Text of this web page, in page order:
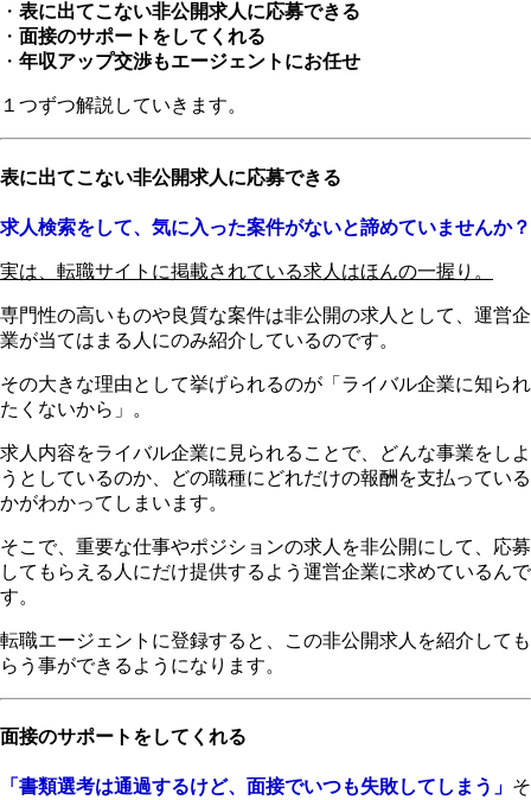
・ 表に出てこない非公開求人に応募できる
・ 面接のサポートをしてくれる
・ 年収アップ交渉もエージェントにお任せ
１つずつ解説していきます。
表に出てこない非公開求人に応募できる
求人検索をして、気に入った案件がないと諦めていませんか？
実は、転職サイトに掲載されている求人はほんの一握り。
専門性の高いものや良質な案件は非公開の求人として、運営企
業が当てはまる人にのみ紹介しているのです。
その大きな理由として挙げられるのが「ライバル企業に知られ
たくないから」。
求人内容をライバル企業に見られることで、どんな事業をしよ
うとしているのか、どの職種にどれだけの報酬を支払っている
かがわかってしまいます。
そこで、重要な仕事やポジションの求人を非公開にして、応募
してもらえる人にだけ提供するよう運営企業に求めているんで
す。
転職エージェントに登録すると、この非公開求人を紹介しても
らう事ができる ようになります。
面接のサポートをしてくれる
「書類選考は通過するけど、面接でいつも失敗してしまう」 そ